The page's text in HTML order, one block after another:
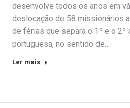
desenvolve todos os anos em
deslocação de 58 missionários
de férias que separa o 1º e o
portuguesa, no sentido de…
Ler mais